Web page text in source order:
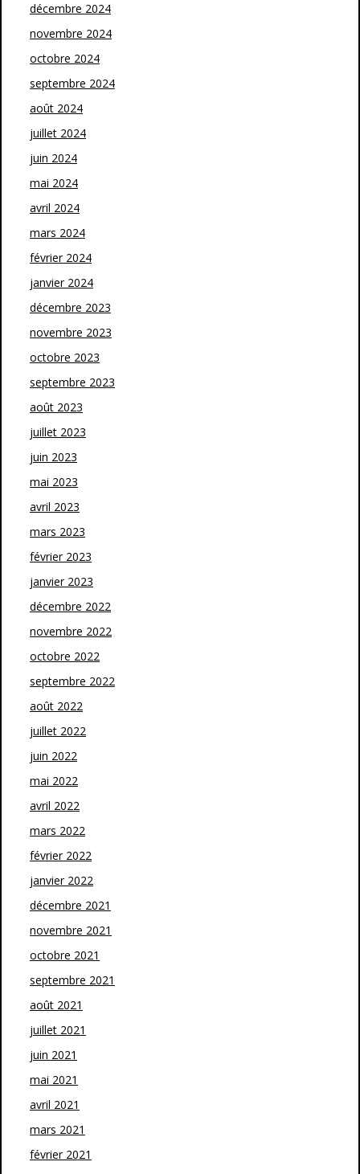
décembre 2024
novembre 2024
octobre 2024
septembre 2024
août 2024
juillet 2024
juin 2024
mai 2024
avril 2024
mars 2024
février 2024
janvier 2024
décembre 2023
novembre 2023
octobre 2023
septembre 2023
août 2023
juillet 2023
juin 2023
mai 2023
avril 2023
mars 2023
février 2023
janvier 2023
décembre 2022
novembre 2022
octobre 2022
septembre 2022
août 2022
juillet 2022
juin 2022
mai 2022
avril 2022
mars 2022
février 2022
janvier 2022
décembre 2021
novembre 2021
octobre 2021
septembre 2021
août 2021
juillet 2021
juin 2021
mai 2021
avril 2021
mars 2021
février 2021